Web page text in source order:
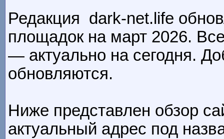
Редакция dark-net.life
площадок на март 2026.
— актуально на сегодня.
обновляются.
Ниже представлен обзор
актуальный адрес под